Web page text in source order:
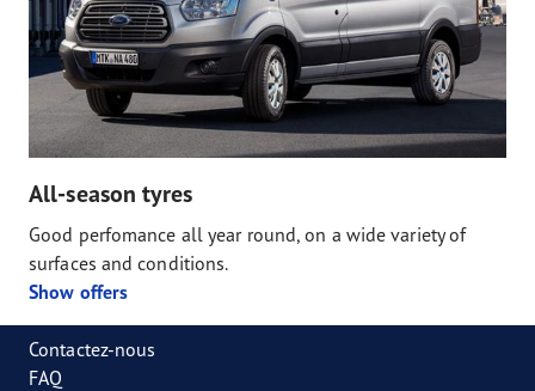
All-season tyres
Good perfomance all year round, on a wide variety of
surfaces and conditions.
Show offers
Contactez-nous
FAQ